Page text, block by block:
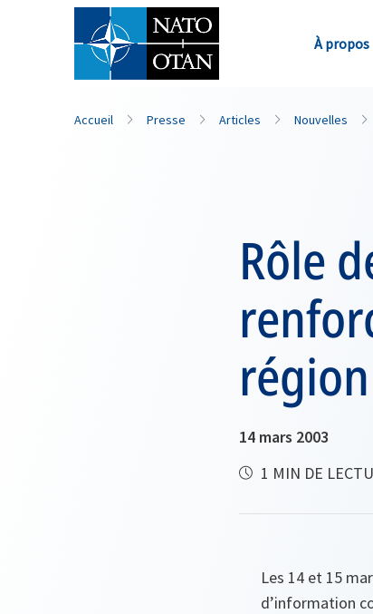
À propos
Nom de famille*
Accueil Presse Articles Nouvelles
Rôle
14 mars 2003
1 MIN DE
Les 14 et 15
d’information